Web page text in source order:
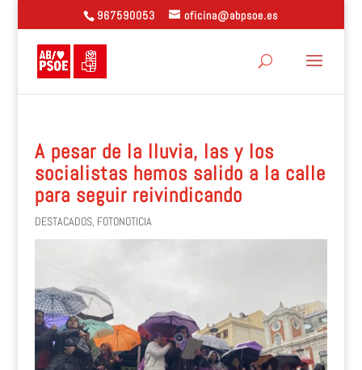
967590053 oficina@abpsoe.es
A pesar de la lluvia, las y los
socialistas hemos salido a la calle
para seguir reivindicando
DESTACADOS, FOTONOTICIA